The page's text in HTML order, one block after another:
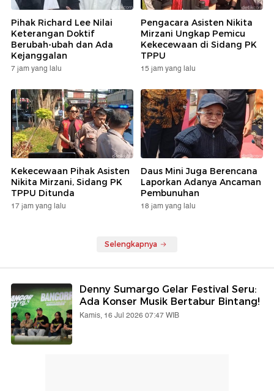
Pihak Richard Lee Nilai
Keterangan Doktif
Berubah-ubah dan Ada
Kejanggalan
7 jam yang lalu
Pengacara Asisten Nikita
Mirzani Ungkap Pemicu
Kekecewaan di Sidang PK
TPPU
15 jam yang lalu
Kekecewaan Pihak Asisten
Nikita Mirzani, Sidang PK
TPPU Ditunda
17 jam yang lalu
Daus Mini Juga Berencana
Laporkan Adanya Ancaman
Pembunuhan
18 jam yang lalu
Selengkapnya
Denny Sumargo Gelar Festival Seru:
Ada Konser Musik Bertabur Bintang!
Kamis, 16 Jul 2026 07:47 WIB